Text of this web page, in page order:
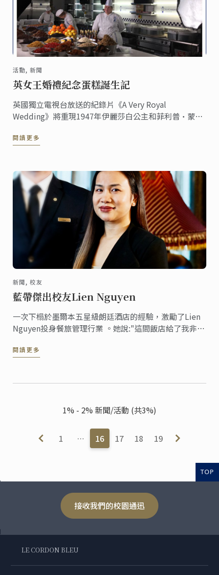
活動, 新聞
英女王婚禮紀念蛋糕誕生記
英國獨立電視台放送的紀錄片《A Very Royal
Wedding》將重現1947年伊麗莎白公主和菲利普·蒙巴
閱讀更多
新聞, 校友
藍帶傑出校友Lien Nguyen
一次下榻於墨爾本五星級朗廷酒店的經驗，激勵了Lien
Nguyen投身餐旅管理行業 。她說:"這間飯店給了我非常
人員臉上都掛著令人難忘的笑容。"
閱讀更多
1% - 2% 新聞/活動 (共3%)
1 … 16 17 18 19
TOP
接收我們的校園通迅
LE CORDON BLEU